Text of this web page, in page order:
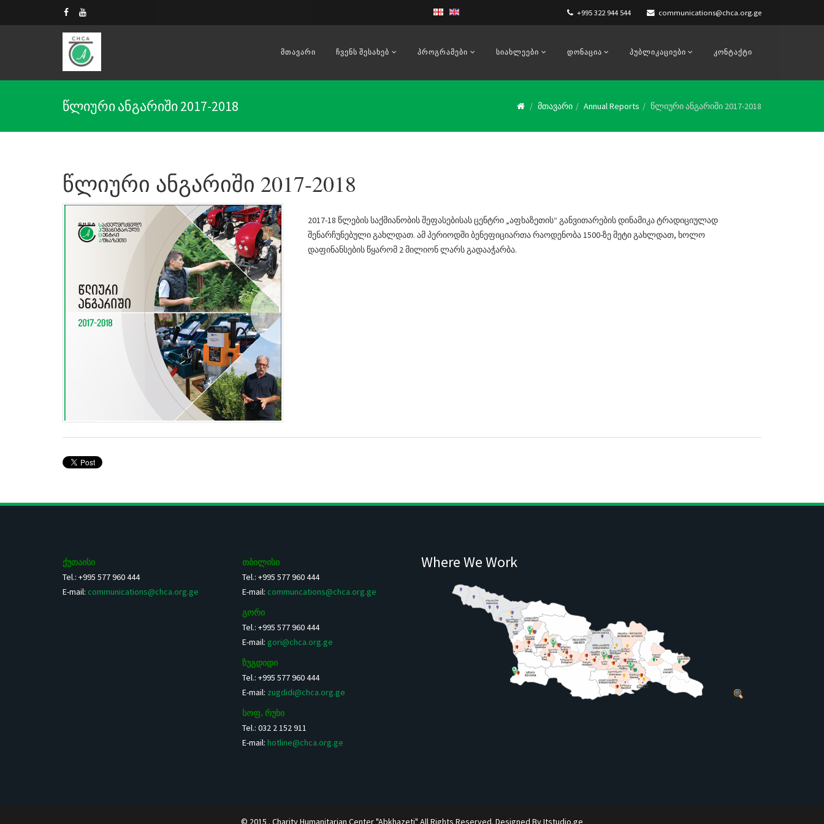
+995 322 944 544 communications@chca.org.ge
ᲛᲗᲐᲕᲐᲠᲘ ᲩᲕᲔᲜᲡ ᲨᲔᲡᲐᲮᲔᲑ ᲞᲠᲝᲒᲠᲐᲛᲔᲑᲘ ᲡᲘᲐᲮᲚᲔᲔᲑᲘ ᲓᲝᲜᲐᲪᲘᲐ ᲞᲣᲑᲚᲘᲙᲐᲪᲘᲔᲑᲘ ᲙᲝᲜᲢᲐᲥᲢᲘ
წლიური ანგარიში 2017-2018 მთავარი Annual Reports წლიური ანგარიში 2017-2018
წლიური ანგარიში 2017-2018
2017-18 წლების საქმიანობის შეფასებისას ცენტრი „აფხაზეთის“ განვითარების დინამიკა ტრადიციულად
შენარჩუნებული გახლდათ. ამ პერიოდში ბენეფიციართა რაოდენობა 1500-ზე მეტი გახლდათ, ხოლო
დაფინანსების წყარომ 2 მილიონ ლარს გადააჭარბა.
ქუთაისი
Tel.: +995 577 960 444
E-mail: communications@chca.org.ge
თბილისი
Tel.: +995 577 960 444
E-mail: communcations@chca.org.ge
გორი
Tel.: +995 577 960 444
E-mail: gori@chca.org.ge
ზუგდიდი
Tel.: +995 577 960 444
E-mail: zugdidi@chca.org.ge
სოფ. რუხი
Tel.: 032 2 152 911
E-mail: hotline@chca.org.ge
Where We Work
© 2015 . Charity Humanitarian Center "Abkhazeti" All Rights Reserved. Designed By Itstudio.ge